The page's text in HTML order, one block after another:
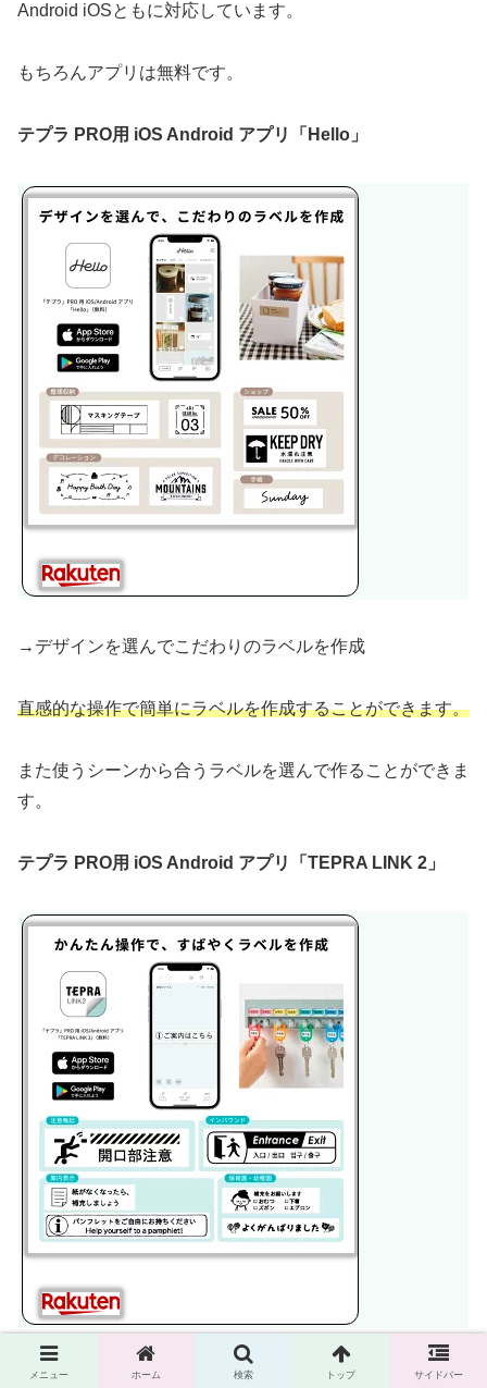
Android iOSともに対応しています。
もちろんアプリは無料です。
テプラ PRO用 iOS Android アプリ「Hello」
→デザインを選んでこだわりのラベルを作成
直感的な操作で簡単にラベルを作成することができます。
また使うシーンから合うラベルを選んで作ることができま
す。
テプラ PRO用 iOS Android アプリ「TEPRA LINK 2」
→簡単操作で素早くラベルを作成
メニュー ホーム 検索 トップ サイドバー